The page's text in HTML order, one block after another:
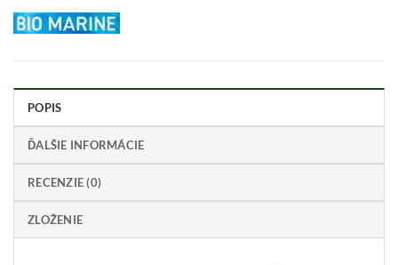
POPIS
ĎALŠIE INFORMÁCIE
RECENZIE (0)
ZLOŽENIE